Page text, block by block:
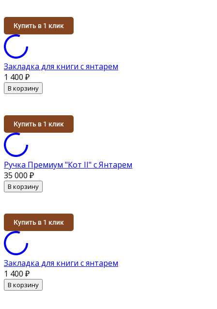
Купить в 1 клик
Закладка для книги с янтарем
1 400 ₽
В корзину
Купить в 1 клик
Ручка Премиум "Кот II" с Янтарем
35 000 ₽
В корзину
Купить в 1 клик
Закладка для книги с янтарем
1 400 ₽
В корзину